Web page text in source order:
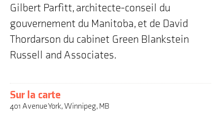
Gilbert Parfitt, architecte-conseil du
gouvernement du Manitoba, et de David
Thordarson du cabinet Green Blankstein
Russell and Associates.
Sur la carte
401 Avenue York, Winnipeg, MB